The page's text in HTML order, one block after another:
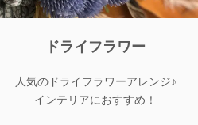
ドライフラワー
人気のドライフラワーアレンジ♪
インテリアにおすすめ！